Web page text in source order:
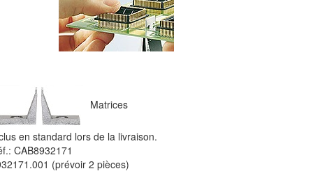
Matrices
en standard lors de la livraison.
CAB8932171
(prévoir 2 pièces)